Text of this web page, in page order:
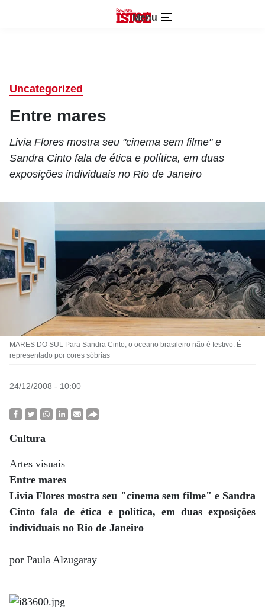
Menu
Uncategorized
Entre mares
Livia Flores mostra seu "cinema sem filme" e
Sandra Cinto fala de ética e política, em duas
exposições individuais no Rio de Janeiro
MARES DO SUL Para Sandra Cinto, o oceano brasileiro não é festivo. É
representado por cores sóbrias
24/12/2008 - 10:00
Cultura
Artes visuais
Entre mares
Livia Flores mostra seu "cinema sem filme" e Sandra
Cinto fala de ética e política, em duas exposições
individuais no Rio de Janeiro
por Paula Alzugaray